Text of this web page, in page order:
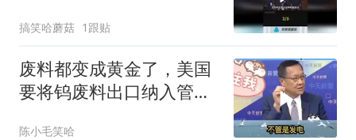
搞笑哈蘑菇 1跟贴
废料都变成黄金了，美国
要将钨废料出口纳入管制
陈小毛笑哈